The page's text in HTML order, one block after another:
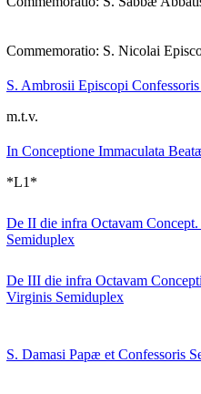
Commemoratio: S. Nicolai
S. Ambrosii Episcopi
m.t.v.
In Conceptione Immaculata
*L1*
De II die infra Octavam
Semiduplex
De III die infra Octavam
Virginis Semiduplex
S. Damasi Papæ et Confessoris